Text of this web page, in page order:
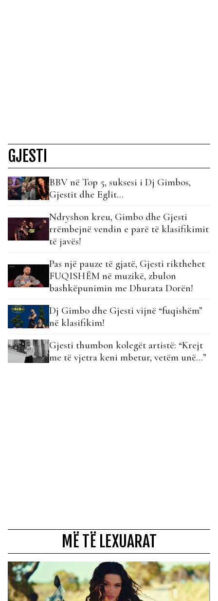
GJESTI
BBV në Top 5, suksesi i Dj Gimbos,
Gjestit dhe Eglit…
Ndryshon kreu, Gimbo dhe Gjesti
rrëmbejnë vendin e parë të klasifikimit
të javës!
Pas një pauze të gjatë, Gjesti rikthehet
FUQISHËM në muzikë, zbulon
bashkëpunimin me Dhurata Dorën!
Dj Gimbo dhe Gjesti vijnë “fuqishëm”
në klasifikim!
Gjesti thumbon kolegët artistë: “Krejt
me të vjetra keni mbetur, vetëm unë…”
MË TË LEXUARAT